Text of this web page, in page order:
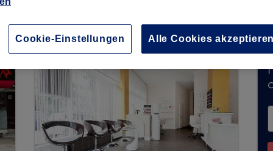
in Ihrer Nähe zu finden.
Dort warten viele
Cookie-Einstellungen Alle Cookies akzeptieren